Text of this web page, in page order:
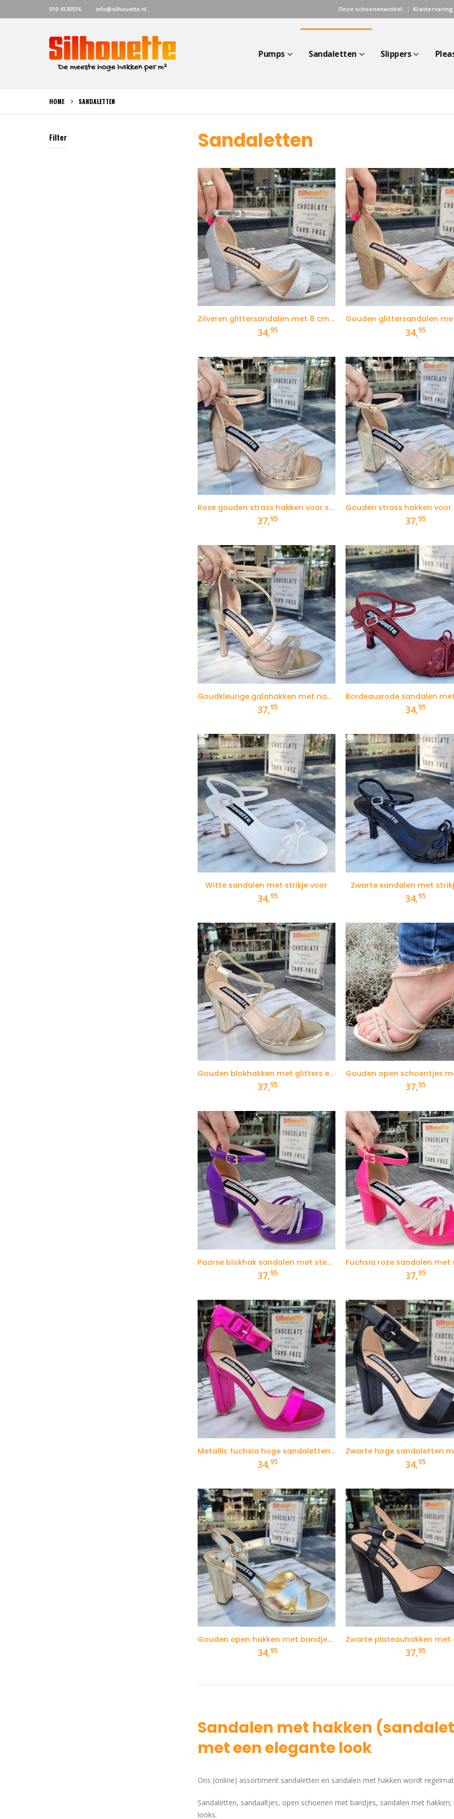
010 4130516 info@silhouette.nl Onze schoenenwinkel
Pumps Sandaletten Slippers
HOME SANDALETTEN
Sandaletten
Zilveren glittersandalen met 8 cm blokhak
34,95 34,95
Rose gouden strass hakken voor smalle voeten
37,95 37,95
Goudkleurige galahakken met naaldhak
37,95 34,95
Witte sandalen met strikje voor
34,95
Zwarte sandalen met
34,95
Gouden blokhakken met glitters en plateautje
37,95 37,95
Paarse blokhak sandalen met steentjes
37,95 37,95
Metallic fuchsia hoge sandaletten met brede hak
34,95 34,95
Gouden open hakken met bandjes en plateau
34,95 37,95
Sandalen met hakken
met een elegante look
Ons (online) assortiment sandaletten en sandalen met hakken wordt
Sandaletten, sandaaltjes, open schoenen met bandjes, sandalen met
looks.
Filter